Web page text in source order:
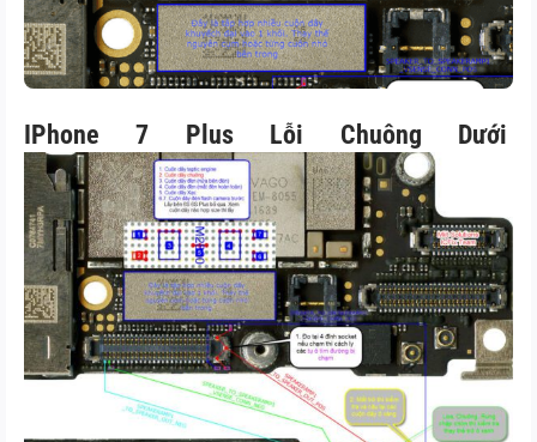
IPhone 7 Plus Lỗi Chuông Dưới